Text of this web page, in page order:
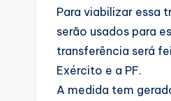
Para viabilizar essa
serão usados para
transferência será
Exército e a PF.
A medida tem